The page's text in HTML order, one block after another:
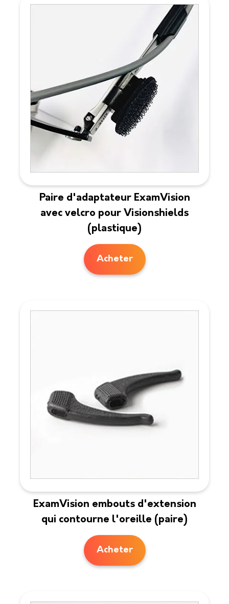
Paire d'adaptateur ExamVision
avec velcro pour Visionshields
(plastique)
Acheter
ExamVision embouts d'extension
qui contourne l'oreille (paire)
Acheter